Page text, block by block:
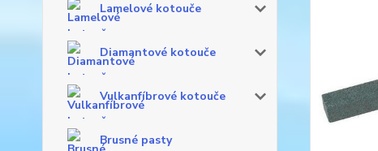
Lamelové kotouče
Diamantové kotouče
Vulkanfíbrové kotouče
Brusné pasty